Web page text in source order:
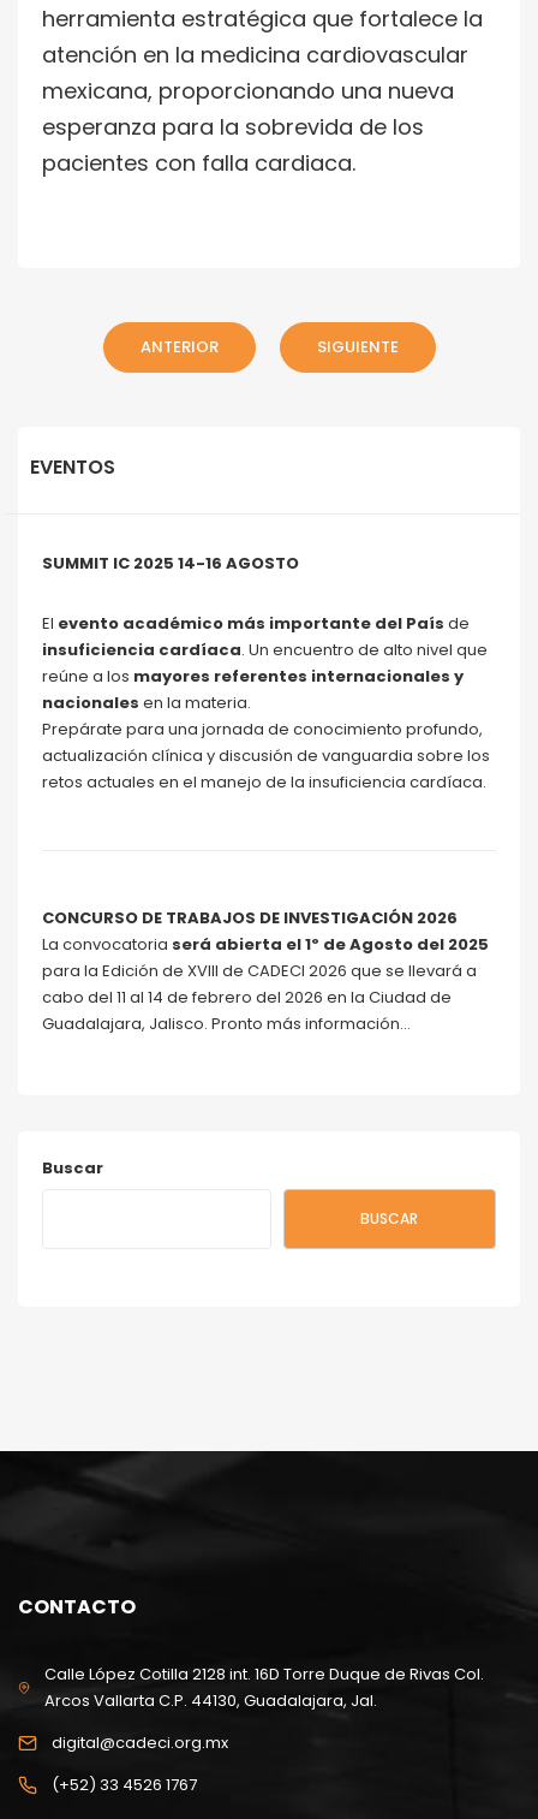
herramienta estratégica que fortalece la
atención en la medicina cardiovascular
mexicana, proporcionando una nueva
esperanza para la sobrevida de los
pacientes con falla cardiaca.
ANTERIOR SIGUIENTE
EVENTOS
SUMMIT IC 2025 14-16 AGOSTO
El evento académico más importante del País de
insuficiencia cardíaca. Un encuentro de alto nivel que
reúne a los mayores referentes internacionales y
nacionales en la materia.
Prepárate para una jornada de conocimiento profundo,
actualización clínica y discusión de vanguardia sobre los
retos actuales en el manejo de la insuficiencia cardíaca.
CONCURSO DE TRABAJOS DE INVESTIGACIÓN 2026
La convocatoria será abierta el 1º de Agosto del 2025
para la Edición de XVIII de CADECI 2026 que se llevará a
cabo del 11 al 14 de febrero del 2026 en la Ciudad de
Guadalajara, Jalisco. Pronto más información…
Buscar
BUSCAR
CONTACTO
Calle López Cotilla 2128 int. 16D Torre Duque de Rivas Col.
Arcos Vallarta C.P. 44130, Guadalajara, Jal.
digital@cadeci.org.mx
(+52) 33 4526 1767